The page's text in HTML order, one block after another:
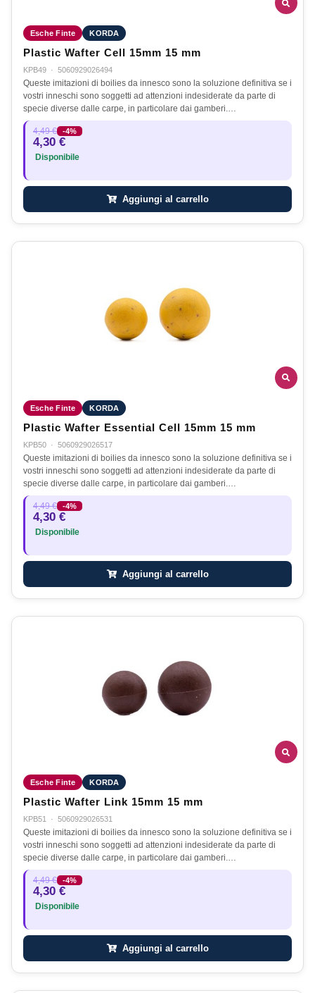
Esche Finte KORDA
Plastic Wafter Cell 15mm 15 mm
KPB49 · 5060929026494
Queste imitazioni di boilies da innesco sono la soluzione definitiva se i
vostri inneschi sono soggetti ad attenzioni indesiderate da parte di
specie diverse dalle carpe, in particolare dai gamberi.…
4,49 € -4%
4,30 €
Disponibile
Aggiungi al carrello
Esche Finte KORDA
Plastic Wafter Essential Cell 15mm 15 mm
KPB50 · 5060929026517
Queste imitazioni di boilies da innesco sono la soluzione definitiva se i
vostri inneschi sono soggetti ad attenzioni indesiderate da parte di
specie diverse dalle carpe, in particolare dai gamberi.…
4,49 € -4%
4,30 €
Disponibile
Aggiungi al carrello
Esche Finte KORDA
Plastic Wafter Link 15mm 15 mm
KPB51 · 5060929026531
Queste imitazioni di boilies da innesco sono la soluzione definitiva se i
vostri inneschi sono soggetti ad attenzioni indesiderate da parte di
specie diverse dalle carpe, in particolare dai gamberi.…
4,49 € -4%
4,30 €
Disponibile
Aggiungi al carrello